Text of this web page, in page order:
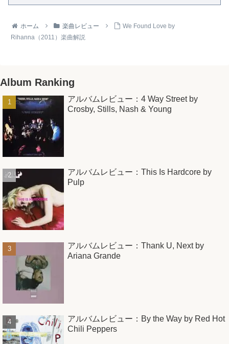
ホーム 楽曲レビュー
We Found Love by
Rihanna（2011）楽曲解説
Album Ranking
アルバムレビュー：4 Way Street by
Crosby, Stills, Nash & Young
アルバムレビュー：This Is Hardcore by
Pulp
アルバムレビュー：Thank U, Next by
Ariana Grande
アルバムレビュー：By the Way by Red Hot
Chili Peppers